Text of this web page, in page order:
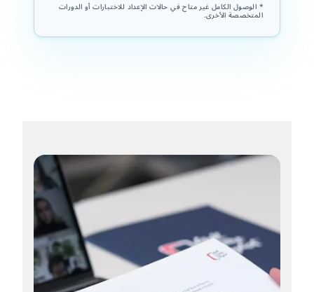
* الوصول الكامل غير متاح في حالات الإعداد للاختبارات أو الدورات
المتخصصة الأخرى.